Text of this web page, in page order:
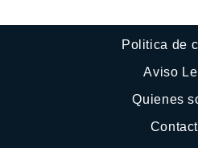
Politica de
Aviso
Quienes